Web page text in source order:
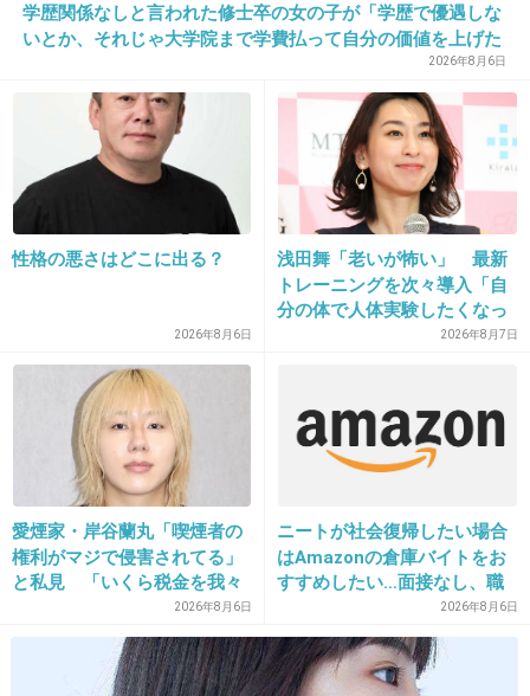
鈴木おさむの監督作とか見たくないわ
-0
20. 匿名2018/02/08(木) 12:39:13
なぜにこのメンバー？
+9 -0
ソニー損保の女の子のこの写真、一瞬広瀬すずに見えた
+7
22. 匿名2018/02/08(木) 12:40:16
川畑に似てる黒人ラッパー
出典：up.gc-img.net
+13
学歴関係なしと言われた修士卒の女の子が「学歴で優遇しな
いとか、それじゃ大学院まで学費払って自分の価値を上げた
人が馬鹿じゃないですか」と捨て台詞を残し会社を辞めてっ
2026年8月6日
性格の悪さはどこに出る？
2026年8月6日
浅田舞「老いが怖い」 最新
トレーニングを次々導入「自
分の体で人体実験したくなっ
2026年8月7日
愛煙家・岸谷蘭丸「喫煙者の
権利がマジで侵害されてる」
と私見 「いくら税金を我々
2026年8月6日
ニートが社会復帰したい場合
はAmazonの倉庫バイトをお
すすめしたい…面接なし、職
場は綺麗、ドリンクバー無料
→賛否両論、場所によって全
然違う「コンビニバイトの方
がマシ」との声も
2026年8月6日